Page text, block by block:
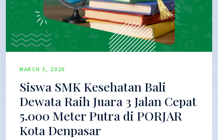
MARCH 5, 2026
Siswa SMK Kesehatan Bali
Dewata Raih Juara 3 Jalan Cepat
5.000 Meter Putra di PORJAR
Kota Denpasar